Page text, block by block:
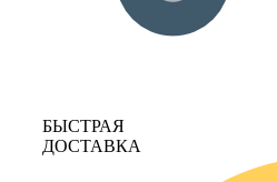
БЫСТРАЯ
ДОСТАВКА